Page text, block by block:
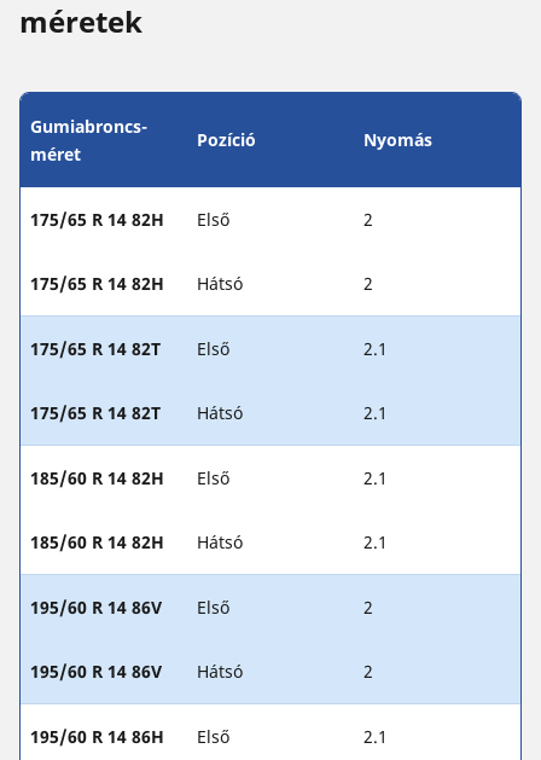
méretek
Gumiabroncs-
méret
Pozíció Nyomás
175/65 R 14 82H Első 2
175/65 R 14 82H Hátsó 2
175/65 R 14 82T Első 2.1
175/65 R 14 82T Hátsó 2.1
185/60 R 14 82H Első 2.1
185/60 R 14 82H Hátsó 2.1
195/60 R 14 86V Első 2
195/60 R 14 86V Hátsó 2
195/60 R 14 86H Első 2.1